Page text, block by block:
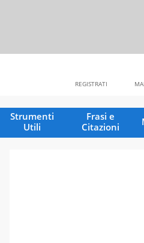
REGISTRATI
Strumenti
Utili
Frasi e
Citazioni